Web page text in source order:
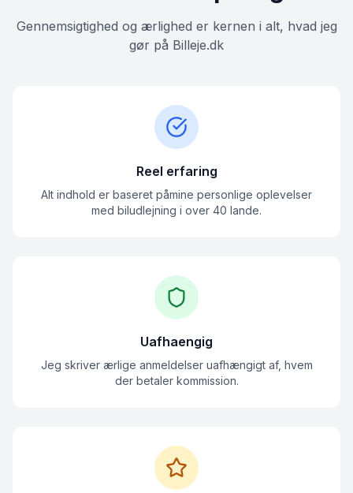
Gennemsigtighed og ærlighed er kernen i alt, hvad jeg
gør på Billeje.dk
Reel erfaring
Alt indhold er baseret påmine personlige oplevelser
med biludlejning i over 40 lande.
Uafhaengig
Jeg skriver ærlige anmeldelser uafhængigt af, hvem
der betaler kommission.